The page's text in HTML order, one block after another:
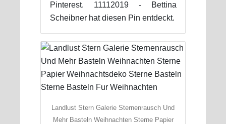
Pinterest. 11112019 - Bettina
Scheibner hat diesen Pin entdeckt.
Landlust Stern Galerie Sternenrausch Und
Mehr Basteln Weihnachten Sterne Papier